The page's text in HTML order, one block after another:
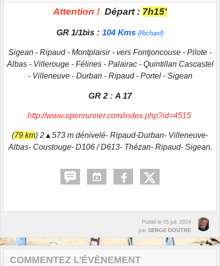
Attention ! Départ : 7h15'
GR 1/1bis : 104 Kms (Richard)
Sigean - Ripaud - Montplaisir - vers Fontjoncouse - Pilote -
Albas - Villerouge - Félines - Palairac - Quintillan Cascastel
- Villeneuve - Durban - Ripaud - Portel - Sigean
GR 2 : A 17
http://www.openrunner.com/index.php?id=4515
(79 km) 2▲573 m dénivelé- Ripaud-Durban- Villeneuve-
Albas- Coustouge- D106 / D613- Thézan- Ripaud- Sigean.
Publié le 05 juil. 2024
par SERGE DOUTRE
COMMENTEZ L’ÉVÈNEMENT